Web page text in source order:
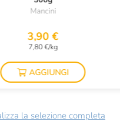
Mancini
3,90 €
7,80 €/kg
AGGIUNGI
la selezione completa